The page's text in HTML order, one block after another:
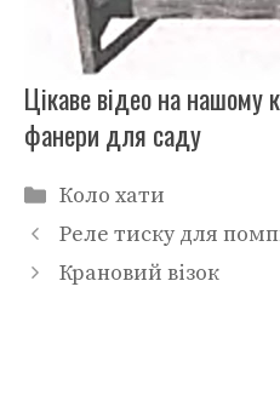
Цікаве відео на нашому
фанери для саду
Категорії
Коло хати
Реле тиску для
Крановий візок